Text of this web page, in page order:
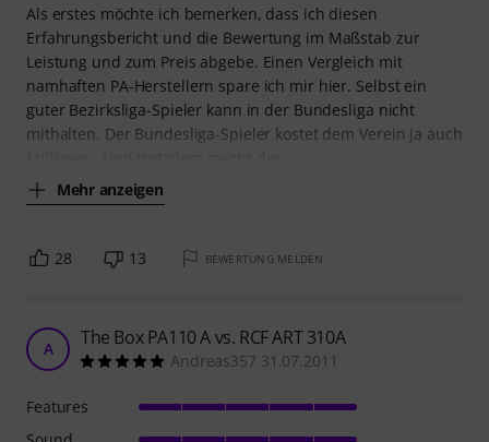
Als erstes möchte ich bemerken, dass ich diesen
Erfahrungsbericht und die Bewertung im Maßstab zur
Leistung und zum Preis abgebe. Einen Vergleich mit
namhaften PA-Herstellern spare ich mir hier. Selbst ein
guter Bezirksliga-Spieler kann in der Bundesliga nicht
mithalten. Der Bundesliga-Spieler kostet dem Verein ja auch
Mehr anzeigen
28 13 BEWERTUNG MELDEN
A The Box PA110 A vs. RCF ART 310A
Andreas357 31.07.2011
Features